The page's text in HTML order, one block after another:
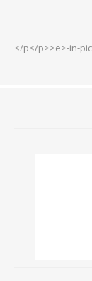
</p</p>>e>-in-